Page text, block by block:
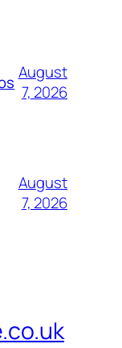
August
7, 2026
August
7, 2026